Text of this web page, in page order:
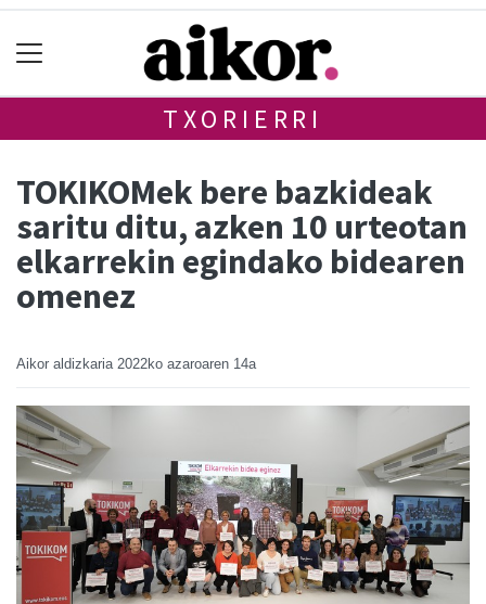
TXORIERRI
TOKIKOMek bere bazkideak
saritu ditu, azken 10 urteotan
elkarrekin egindako bidearen
omenez
Aikor aldizkaria 2022ko azaroaren 14a